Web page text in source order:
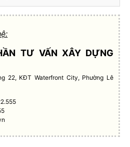
TƯ VẤN XÂY DỰNG
22, KĐT Waterfront City, Phường Lê